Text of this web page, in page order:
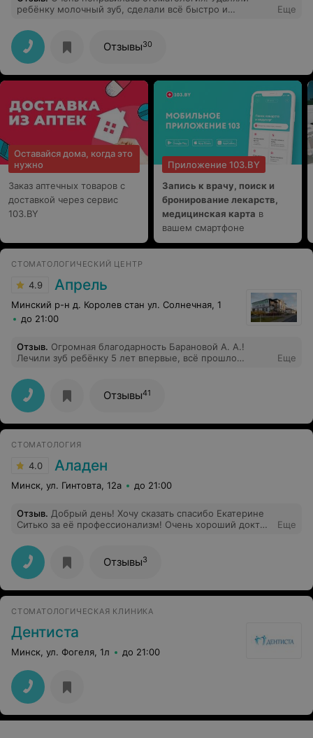
ребёнку молочный зуб, сделали всё быстро и
Рекомендую!
Еще
Отзывы30
Оставайся дома, когда это
нужно
Заказ аптечных товаров с
доставкой через сервис
103.BY
Приложение 103.BY
Запись к врачу, поиск и
бронирование лекарств,
медицинская карта в
вашем смартфоне
СТОМАТОЛОГИЧЕСКИЙ ЦЕНТР
4.9 Апрель
Минский р-н д. Королев стан ул. Солнечная, 1
до 21:00
Отзыв. Огромная благодарность Барановой А. А.!
Лечили зуб ребёнку 5 лет впервые, всё прошло
боится лечить зубы
Еще
Отзывы41
СТОМАТОЛОГИЯ
4.0 Аладен
Минск, ул. Гинтовта, 12а до 21:00
Отзыв. Добрый день! Хочу сказать спасибо Екатерине
Ситько за её профессионализм! Очень хороший доктор
врача всегда с улыбкой и фразой: мама, я ещё хочу к
этому врачу! Я не боюсь) Добрый от отзывчивый
коллектив, хорошее отношение к пациентам)
Еще
Отзывы3
СТОМАТОЛОГИЧЕСКАЯ КЛИНИКА
Дентиста
Минск, ул. Фогеля, 1л до 21:00